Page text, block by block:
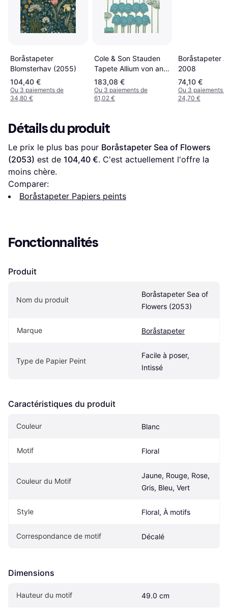
Boråstapeter
Blomsterhav (2055)
104,40 €
Ou 3 paiements de
34,80 €
Cole & Son Stauden
Tapete Allium von and
Teal White turquoise
183,08 €
Ou 3 paiements de
61,02 €
Boråstapeter
2008
74,10 €
Ou 3 paiements
24,70 €
Détails du produit
Le prix le plus bas pour Boråstapeter Sea of ​​Flowers
(2053) est de 104,40 €. C'est actuellement l'offre la
moins chère.
Comparer:
Boråstapeter Papiers peints
Fonctionnalités
Produit
Nom du produit
Boråstapeter Sea of ​​
Flowers (2053)
Marque Boråstapeter
Type de Papier Peint
Facile à poser,
Intissé
Caractéristiques du produit
Couleur Blanc
Motif Floral
Couleur du Motif
Jaune, Rouge, Rose,
Gris, Bleu, Vert
Style Floral, À motifs
Correspondance de motif Décalé
Dimensions
Hauteur du motif 49.0 cm